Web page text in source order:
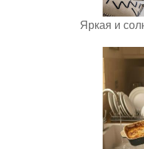
Яркая и